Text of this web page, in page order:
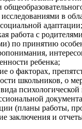
в
адаптации;
работа с
по принятию
ребенка;
о факторах,
школьников, о
(планы работы,
заключения и